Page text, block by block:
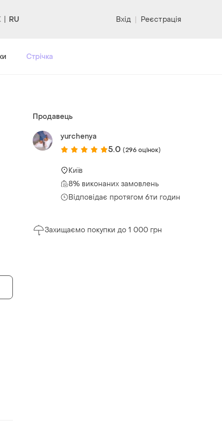
RU Вхід | Реєстрація
Стрічка
Продавець
yurchenya
5.0 (296 оцінок)
Київ
8% виконаних замовлень
Відповідає протягом 6ти годин
Захищаємо покупки до 1 000 грн